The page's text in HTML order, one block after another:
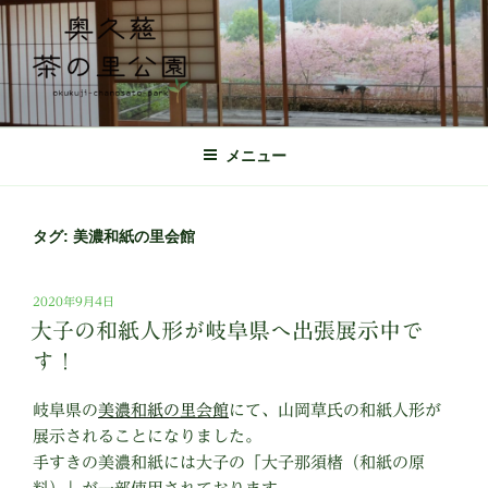
コ
ン
テ
ン
ツ
奥久慈茶の里公園 公式ホームページ
日本最北端の茶の産地 奥久慈茶の体験施設
メニュー
タグ: 美濃和紙の里会館
投
稿
日:
2020年9月4日
大子の和紙人形が岐阜県へ出張展示中で
す！
岐阜県の美濃和紙の里会館にて、山岡草氏の和紙人形が
展示されることになりました。
手すきの美濃和紙には大子の「大子那須楮（和紙の原